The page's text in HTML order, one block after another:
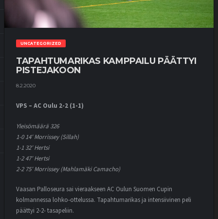
UNCATEGORIZED
TAPAHTUMARIKAS KAMPPAILU PÄÄTTYI
PISTEJAKOON
8.2.2020
VPS – AC Oulu 2-2 (1-1)
Yleisömäärä 326
1-0 14′ Morrissey (Sillah)
1-1 32′ Hertsi
1-2 47′ Hertsi
2-2 75′ Morrissey (Mahlamäki Camacho)
Vaasan Palloseura sai vieraakseen AC Oulun Suomen Cupin
kolmannessa lohko-ottelussa. Tapahtumarikas ja intensiivinen peli
päättyi 2-2- tasapeliin.